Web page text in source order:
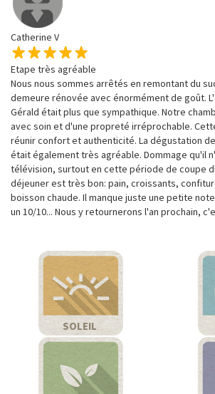
Catherine V
Etape très agréable
Nous nous sommes arrêtés en remontant du
demeure rénovée avec énormément de goût.
Gérald était plus que sympathique. Notre
avec soin et d'une propreté irréprochable.
réunir confort et authenticité. La dégustation
était également très agréable. Dommage qu'il
télévision, surtout en cette période de coupe
déjeuner est très bon: pain, croissants,
boisson chaude. Il manque juste une petite
un 10/10... Nous y retournerons l'an prochain,
SOLEIL